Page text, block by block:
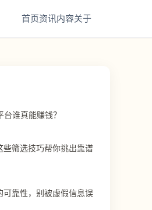
首页资讯内容关于
谁真能赚钱？
筛选技巧帮你挑出靠谱
靠性，别被虚假信息误